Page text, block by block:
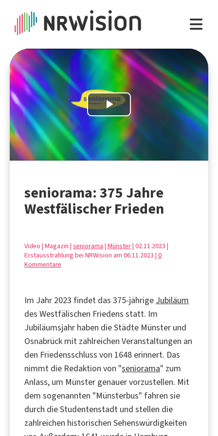
Play
Video
seniorama: 375 Jahre
Westfälischer Frieden
Video | Magazin | seniorama | Münster| 02.11.2023 |
Erstausstrahlung bei NRWision am 06.11.2023 | 0
Kommentare
Im Jahr 2023 findet das 375-jährige Jubiläum
des Westfälischen Friedens statt. Im
Jubiläumsjahr haben die Städte Münster und
Osnabrück mit zahlreichen Veranstaltungen an
den Friedensschluss von 1648 erinnert. Das
nimmt die Redaktion von "seniorama" zum
Anlass, um Münster genauer vorzustellen. Mit
dem sogenannten "Münsterbus" fahren sie
durch die Studentenstadt und stellen die
zahlreichen historischen Sehenswürdigkeiten